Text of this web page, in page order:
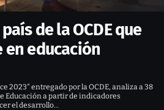
de la OCDE que
educación
2023″ entregado por la OCDE, analiza a 38
Educación a partir de indicadores
el desarrollo…